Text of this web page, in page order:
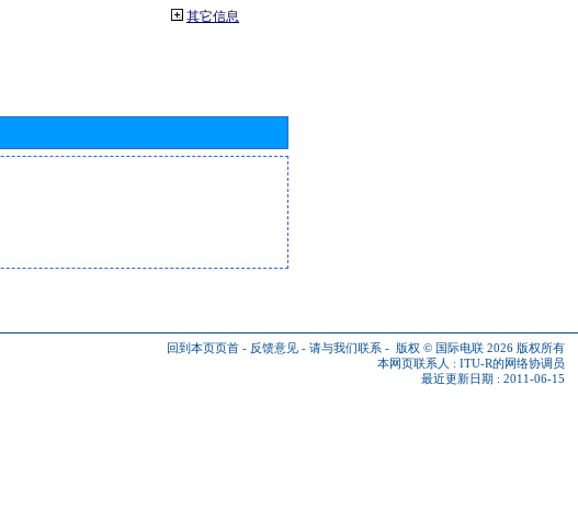
其它信息
回到本页页首 - 反馈意见 - 请与我们联系 - 版权 © 国际电联 2026 版权所有
本网页联系人 : ITU-R的网络协调员
最近更新日期 : 2011-06-15